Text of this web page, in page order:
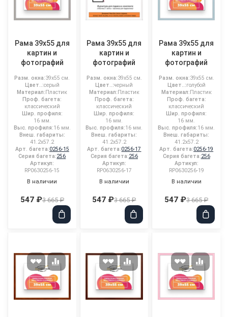
Рама 39x55 для
картин и
фотографий
Разм. окна:39x55 см.
Цвет..:серый
Материал: Пластик
Проф. багета:
классический
Шир. профиля:
16 мм.
Выс. профиля:16 мм.
Внеш. габариты:
41.2x57.2
Арт. багета:0256-15
Серия багета:256
Артикул:
RP0630256-15
В наличии
547 ₽3 665 ₽
Рама 39x55 для
картин и
фотографий
Разм. окна:39x55 см.
Цвет..:черный
Материал: Пластик
Проф. багета:
классический
Шир. профиля:
16 мм.
Выс. профиля:16 мм.
Внеш. габариты:
41.2x57.2
Арт. багета:0256-17
Серия багета:256
Артикул:
RP0630256-17
В наличии
547 ₽3 665 ₽
Рама 39x55 для
картин и
фотографий
Разм. окна:39x55 см.
Цвет..:голубой
Материал: Пластик
Проф. багета:
классический
Шир. профиля:
16 мм.
Выс. профиля:16 мм.
Внеш. габариты:
41.2x57.2
Арт. багета:0256-19
Серия багета:256
Артикул:
RP0630256-19
В наличии
547 ₽3 665 ₽